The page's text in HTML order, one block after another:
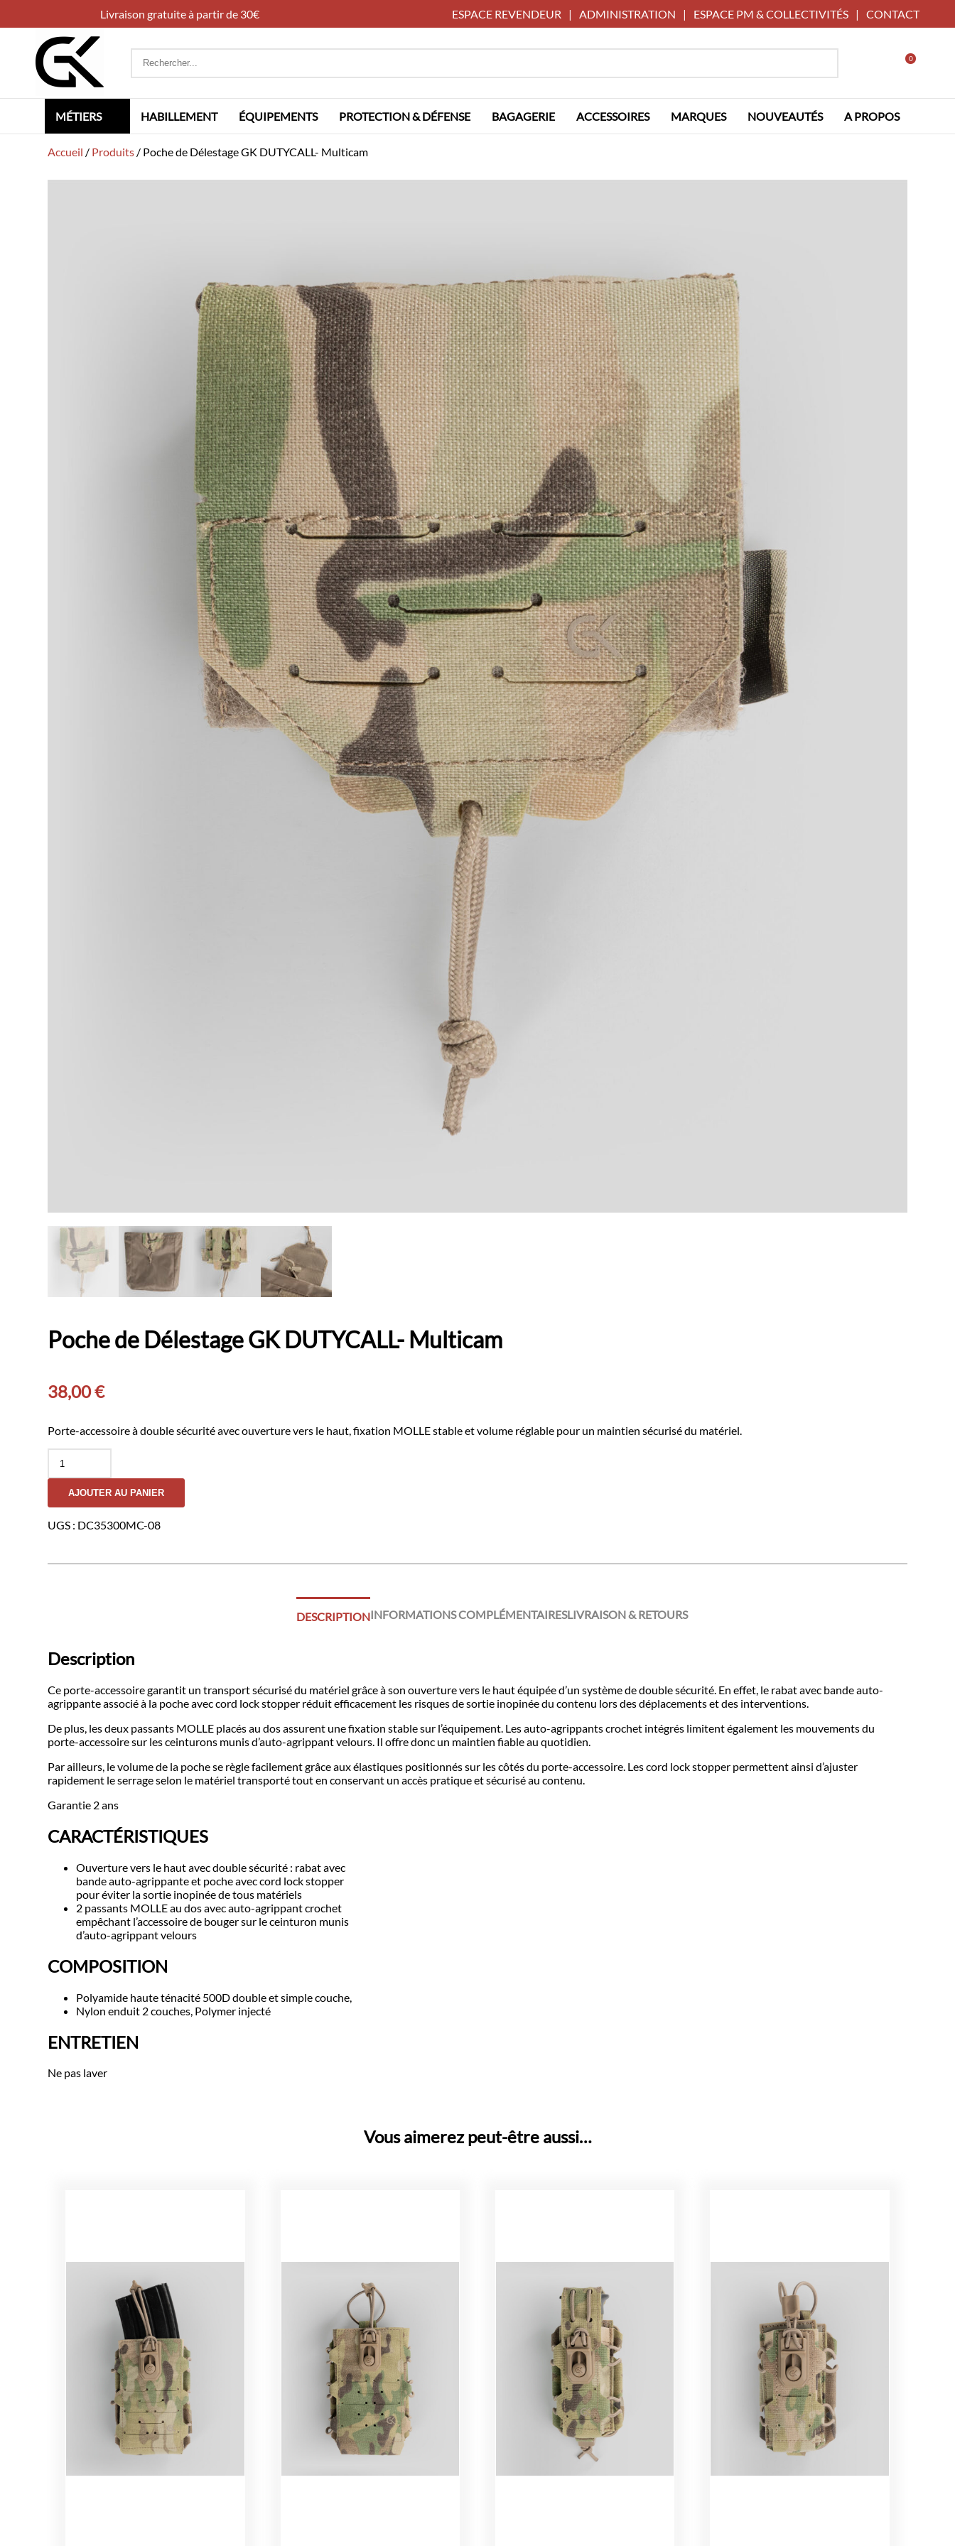
Livraison gratuite à partir de 30€ ESPACE REVENDEUR | ADMINISTRATION | ESPACE PM & COLLECTIVITÉS | CONTACT
Rechercher
0
MÉTIERS HABILLEMENT ÉQUIPEMENTS PROTECTION & DÉFENSE BAGAGERIE ACCESSOIRES MARQUES NOUVEAUTÉS A PROPOS
Accueil / Produits / Poche de Délestage GK DUTYCALL- Multicam
Poche de Délestage GK DUTYCALL- Multicam
38,00€
Porte-accessoire à double sécurité avec ouverture vers le haut, fixation MOLLE stable et volume réglable pour un maintien sécurisé du matériel.
Poche
Délestage
GK
AJOUTER AU PANIER
UGS : DC35300MC-08
DESCRIPTIONINFORMATIONS COMPLÉMENTAIRESLIVRAISON & RETOURS
Description
Ce porte-accessoire garantit un transport sécurisé du matériel grâce à son ouverture vers le haut équipée d’un système de double sécurité. En effet, le rabat avec bande auto-
agrippante associé à la poche avec cord lock stopper réduit efficacement les risques de sortie inopinée du contenu lors des déplacements et des interventions.
De plus, les deux passants MOLLE placés au dos assurent une fixation stable sur l’équipement. Les auto-agrippants crochet intégrés limitent également les mouvements du
porte-accessoire sur les ceinturons munis d’auto-agrippant velours. Il offre donc un maintien fiable au quotidien.
Par ailleurs, le volume de la poche se règle facilement grâce aux élastiques positionnés sur les côtés du porte-accessoire. Les cord lock stopper permettent ainsi d’ajuster
rapidement le serrage selon le matériel transporté tout en conservant un accès pratique et sécurisé au contenu.
Garantie 2 ans
CARACTÉRISTIQUES
Ouverture vers le haut avec double sécurité : rabat avec
bande auto-agrippante et poche avec cord lock stopper
pour éviter la sortie inopinée de tous matériels
2 passants MOLLE au dos avec auto-agrippant crochet
empêchant l’accessoire de bouger sur le ceinturon munis
d’auto-agrippant velours
COMPOSITION
Polyamide haute ténacité 500D double et simple couche,
Nylon enduit 2 couches, Polymer injecté
ENTRETIEN
Ne pas laver
Vous aimerez peut-être aussi…